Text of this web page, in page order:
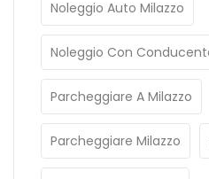
Noleggio Auto Milazzo
Noleggio Con
Parcheggiare A Milazzo
Parcheggiare Milazzo